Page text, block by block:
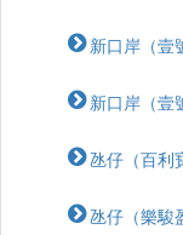
新口岸（壹
新口岸（壹
氹仔（百利
氹仔（樂駿